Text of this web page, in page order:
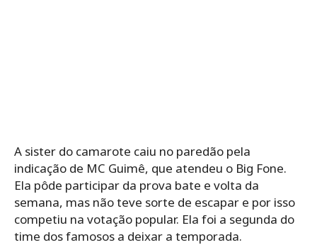
A sister do camarote caiu no paredão pela
indicação de MC Guimê, que atendeu o Big Fone.
Ela pôde participar da prova bate e volta da
semana, mas não teve sorte de escapar e por isso
competiu na votação popular. Ela foi a segunda do
time dos famosos a deixar a temporada.